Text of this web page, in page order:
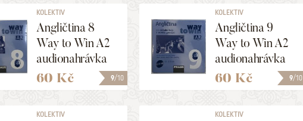
9/10
KOLEKTIV
Angličtina 8
Way to Win A2
audionahrávka
pro žáka
60 Kč 9/10
KOLEKTIV
Angličtina 9
Way to Win A2
audionahrávka
pro žáka
60 Kč
KOLEKTIV KOLEKTIV